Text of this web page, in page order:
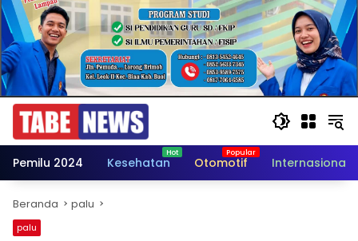
Pemilu 2024 Kesehatan Otomotif Internasional
Beranda palu
palu